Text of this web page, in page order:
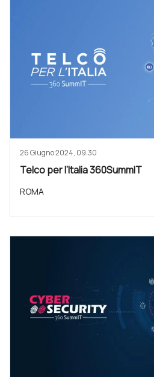
26 Giugno 2024, 09:30
Telco per l’Italia 360SummIT
ROMA